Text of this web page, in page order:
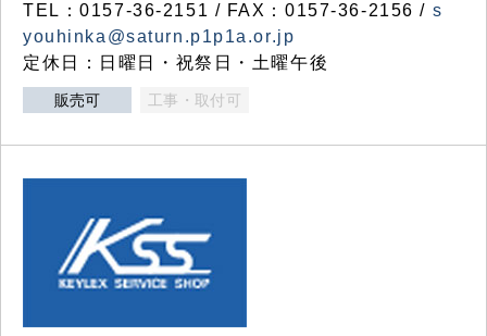
TEL：0157-36-2151 / FAX：0157-36-2156 / s
youhinka@saturn.p1p1a.or.jp
定休日：日曜日・祝祭日・土曜午後
販売可 工事・取付可